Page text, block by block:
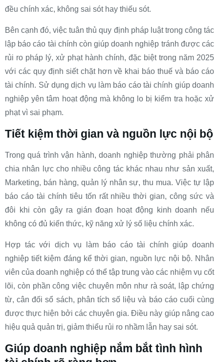
đều chính xác, không sai sót hay thiếu sót.
Bên cạnh đó, việc tuân thủ quy định pháp luật trong công tác
lập báo cáo tài chính còn giúp doanh nghiệp tránh được các
rủi ro pháp lý, xử phạt hành chính, đặc biệt trong năm 2025
với các quy định siết chặt hơn về khai báo thuế và báo cáo
tài chính. Sử dụng dịch vụ làm báo cáo tài chính giúp doanh
nghiệp yên tâm hoạt động mà không lo bị kiểm tra hoặc xử
phạt vì sai phạm.
Tiết kiệm thời gian và nguồn lực nội bộ
Trong quá trình vận hành, doanh nghiệp thường phải phân
chia nhân lực cho nhiều công tác khác nhau như sản xuất,
Marketing, bán hàng, quản lý nhân sự, thu mua. Việc tự lập
báo cáo tài chính tiêu tốn rất nhiều thời gian, công sức và
đôi khi còn gây ra gián đoạn hoạt động kinh doanh nếu
không có đủ kiến thức, kỹ năng xử lý số liệu chính xác.
Hợp tác với dịch vụ làm báo cáo tài chính giúp doanh
nghiệp tiết kiệm đáng kể thời gian, nguồn lực nội bộ. Nhân
viên của doanh nghiệp có thể tập trung vào các nhiệm vụ cốt
lõi, còn phần công việc chuyên môn như rà soát, lập chứng
từ, cân đối sổ sách, phân tích số liệu và báo cáo cuối cùng
được thực hiện bởi các chuyên gia. Điều này giúp nâng cao
hiệu quả quản trị, giảm thiểu rủi ro nhầm lẫn hay sai sót.
Giúp doanh nghiệp nắm bắt tình hình